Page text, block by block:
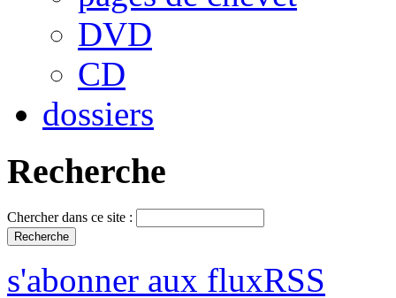
DVD
CD
dossiers
Recherche
Chercher dans ce site :
s'abonner aux fluxRSS